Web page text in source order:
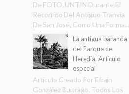
De FOTOJUNTIN Durante El
Recorrido Del Antiguo Tranvía
De San José, Como Una Forma...
La antigua baranda
del Parque de
Heredia. Artículo
especial
Artículo Creado Por Efraín
González Buitrago. Todos Los